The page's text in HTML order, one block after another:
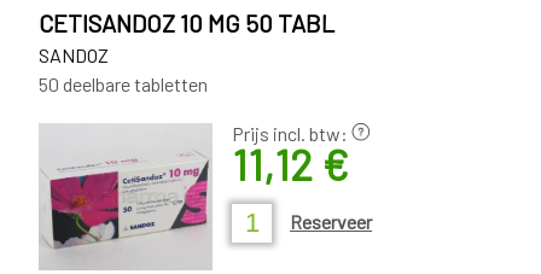
CETISANDOZ 10 MG 50 TABL
SANDOZ
50 deelbare tabletten
Prijs incl. btw:
11,12 €
Reserveer